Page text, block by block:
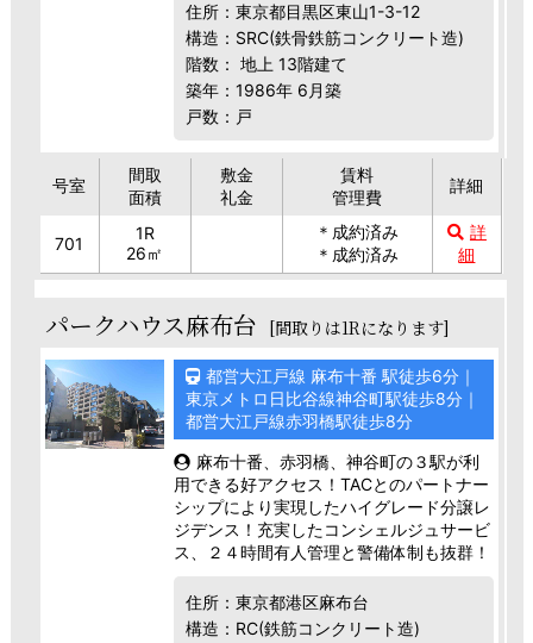
住所：東京都目黒区東山1-3-12
構造：SRC(鉄骨鉄筋コンクリート造)
階数： 地上 13階建て
築年：1986年 6月築
戸数：戸
号室
間取
面積
敷金
礼金
賃料
管理費
詳細
701
1R
26㎡
＊成約済み
＊成約済み
詳
細
パークハウス麻布台 [間取りは1Rになります]
都営大江戸線 麻布十番 駅徒歩6分｜
東京メトロ日比谷線神谷町駅徒歩8分｜
都営大江戸線赤羽橋駅徒歩8分
麻布十番、赤羽橋、神谷町の３駅が利
用できる好アクセス！TACとのパートナー
シップにより実現したハイグレード分譲レ
ジデンス！充実したコンシェルジュサービ
ス、２４時間有人管理と警備体制も抜群！
住所：東京都港区麻布台
構造：RC(鉄筋コンクリート造)